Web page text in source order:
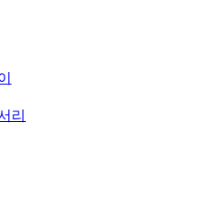
리